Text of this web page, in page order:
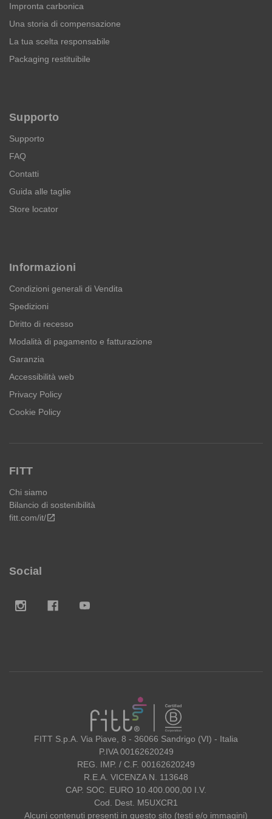
Impronta carbonica
Una storia di compensazione
La tua scelta responsabile
Packaging restituibile
Supporto
Supporto
FAQ
Contatti
Guida alle taglie
Store locator
Informazioni
Condizioni generali di Vendita
Spedizioni
Diritto di recesso
Modalità di pagamento e fatturazione
Garanzia
Accessibilità web
Privacy Policy
Cookie Policy
FITT
Chi siamo
Bilancio di sostenibilità
fitt.com/it/open_in_new
Social
FITT
FITT S.p.A. Via Piave, 8 - 36066 Sandrigo (VI) - Italia
P.IVA 00162620249
REG. IMP. / C.F. 00162620249
R.E.A. VICENZA N. 113648
CAP. SOC. EURO 10.400.000,00 I.V.
Cod. Dest. M5UXCR1
Alcuni contenuti presenti in questo sito (testi e/o immagini)